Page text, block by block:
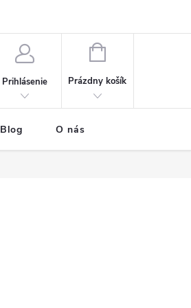
Prihlásenie
NÁKUPNÝ
Prázdny košík
Blog O nás